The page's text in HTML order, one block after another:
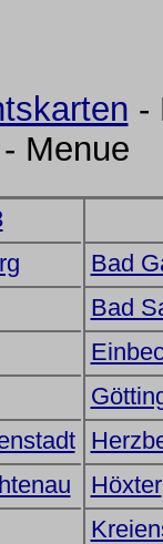
-
- Menue
Bad
Bad
Höxter